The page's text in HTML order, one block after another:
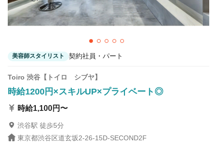
ろ川越店
本川越駅 徒歩5分
美容師スタイリスト 契約社員・パート
Toiro 渋谷【トイロ シブヤ】
時給1200円×スキルUP×プライベート◎
時給1,100円〜
渋谷駅 徒歩5分
東京都渋谷区道玄坂2-26-15D-SECOND2F